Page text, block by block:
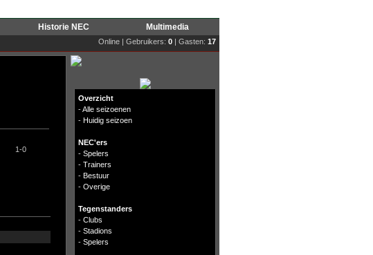
Historie NEC Multimedia
Online | Gebruikers: 0 | Gasten: 17
1-0
Overzicht
-Alle seizoenen
- Huidig seizoen
NEC'ers
- Spelers
- Trainers
- Bestuur
- Overige
Tegenstanders
- Clubs
- Stadions
- Spelers